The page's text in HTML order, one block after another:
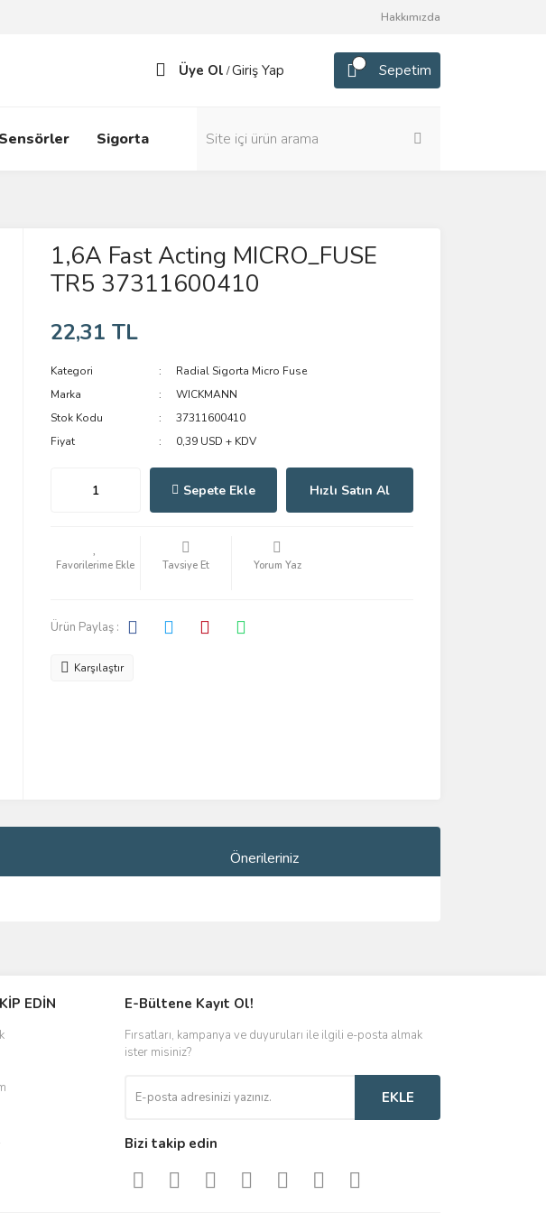
Hakkımızda
Üye Ol /Giriş Yap Sepetim
Sensörler Sigorta
1,6A Fast Acting MICRO_FUSE
TR5 37311600410
22,31 TL
Kategori
Radial Sigorta Micro Fuse
Marka
WICKMANN
Stok Kodu
37311600410
Fiyat
0,39 USD + KDV
Sepete Ekle Hızlı Satın Al
Tavsiye Et Yorum Yaz
Ürün Paylaş :
Karşılaştır
Önerileriniz
EDİN E-Bültene Kayıt Ol!
Fırsatları, kampanya ve duyuruları ile ilgili e-posta almak
ister misiniz?
EKLE
Bizi takip edin